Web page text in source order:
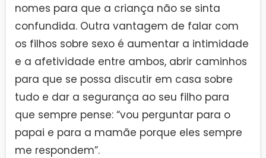
nomes para que a criança não se sinta
confundida. Outra vantagem de falar com
os filhos sobre sexo é aumentar a intimidade
e a afetividade entre ambos, abrir caminhos
para que se possa discutir em casa sobre
tudo e dar a segurança ao seu filho para
que sempre pense: “vou perguntar para o
papai e para a mamãe porque eles sempre
me respondem”.